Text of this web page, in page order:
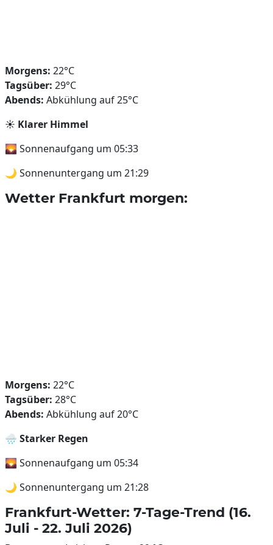
Morgens: 22°C
Tagsüber: 29°C
Abends: Abkühlung auf 25°C
☀️ Klarer Himmel
🌄 Sonnenaufgang um 05:33
🌙 Sonnenuntergang um 21:29
Wetter Frankfurt morgen:
Morgens: 22°C
Tagsüber: 28°C
Abends: Abkühlung auf 20°C
🌧️ Starker Regen
🌄 Sonnenaufgang um 05:34
🌙 Sonnenuntergang um 21:28
Frankfurt-Wetter: 7-Tage-Trend (16.
Juli - 22. Juli 2026)